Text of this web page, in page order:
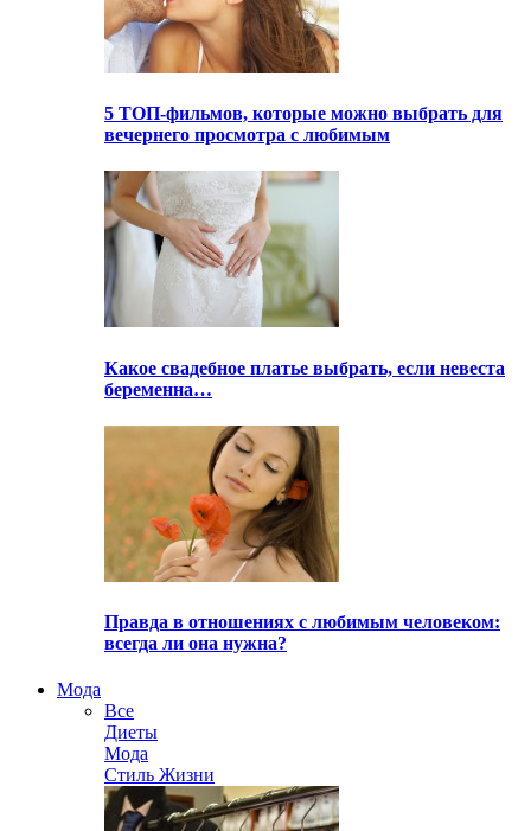
5 ТОП-фильмов, которые можно выбрать для
вечернего просмотра с любимым
Какое свадебное платье выбрать, если невеста
беременна…
Правда в отношениях с любимым человеком:
всегда ли она нужна?
Мода
Все
Диеты
Мода
Стиль Жизни